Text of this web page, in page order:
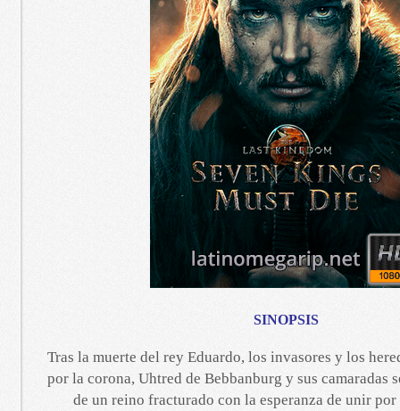
SINOPSIS
Tras la muerte del rey Eduardo, los invasores y los
por la corona, Uhtred de Bebbanburg y sus camaradas
de un reino fracturado con la esperanza de unir